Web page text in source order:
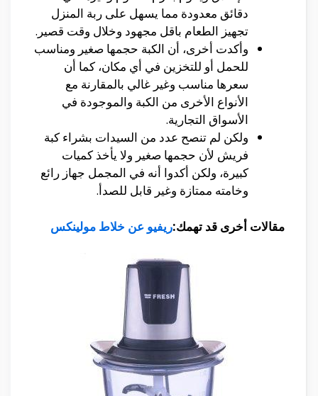
دقائق معدودة مما يسهل على ربة المنزل
تجهيز الطعام باقل مجهود وخلال وقت قصير.
وأكدت أخرى، أن الكبة حجمها صغير ومناسب
للحمل أو للتخزين في أي مكان، كما أن
سعرها مناسب وغير غالي بالمقارنة مع
الأنواع الأخرى من الكبة والموجودة في
الأسواق التجارية.
ولكن لم تنصح عدد من السيدات بشراء كبة
فريش لأن حجمها صغير ولا يأخذ كميات
كبيرة، ولكن أكدوا أنه في المجمل جهاز رائع
وخامته ممتازة وغير قابل للصدأ.
مقالات أخرى قد تهمك:ريفيو عن خلاط مولينکس